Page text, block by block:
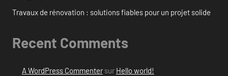
Travaux de rénovation : solutions fiables pour un projet solide
Recent Comments
A WordPress Commentersur Hello world!